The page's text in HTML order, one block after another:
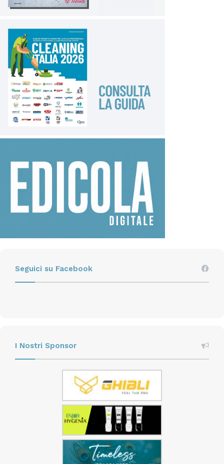
siano attuate le misure precauzionali previste per il
l’addestramento degli operatori dovrebbero basarsi
su sessioni obbligatorie di breve durata (non più di 2-3
ore), che prevedano esercitazioni pratiche e
presentazione di video. Agli operatori dovrebbe
essere raccomandato di seguire corsi online specifici
su Covid-19. In caso di necessità di trasferimento di
residenti Covid-19 in altra struttura/ospedale, si
raccomanda di sanificare il mezzo di trasporto (es.
praticabile, per esempio a causa dell’elevata
richiesta di questo servizio, considerare l’utilizzo di un
mezzo di trasporto dedicato esclusivamente ai
residenti Covid-19. (Fonte: Rapporto ISS Covid-19
rsa Sanità
Seguici su Facebook
I Nostri Sponsor